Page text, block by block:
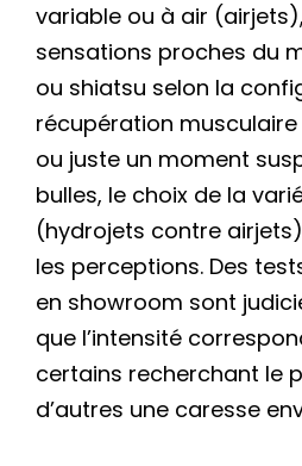
variable ou à air
sensations proches du
ou shiatsu selon la
récupération
ou juste un moment
bulles, le choix de la
(hydrojets contre
les perceptions. Des
en showroom sont
que l’intensité
certains recherchant le
d’autres une caresse